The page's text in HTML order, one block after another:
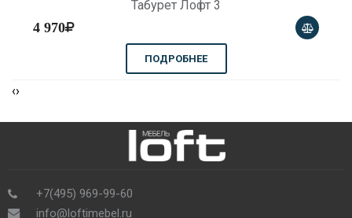
Табурет Лофт 3
4 970
ПОДРОБНЕЕ
‹›
+7(495) 969-99-60
info@loftimebel.ru